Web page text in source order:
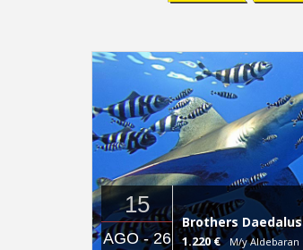
15
AGO - 26
Brothers Daedalus
1.220 € M/y Aldebaran